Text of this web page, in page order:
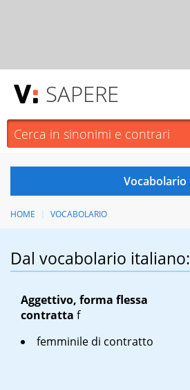
SAPERE
HOME VOCABOLARIO
Dal vocabolario italiano:
Aggettivo, forma flessa
contratta f
femminile di contratto